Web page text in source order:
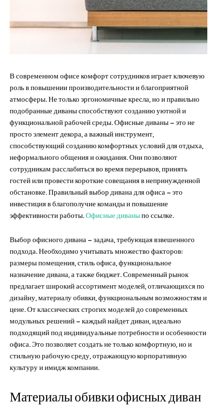
В современном офисе комфорт сотрудников играет ключевую
роль в повышении производительности и благоприятной
атмосферы. Не только эргономичные кресла, но и правильно
подобранные диваны способствуют созданию уютной и
функциональной рабочей среды. Офисные диваны – это не
просто элемент декора, а важный инструмент,
способствующий созданию комфортных условий для отдыха,
неформального общения и ожидания. Они позволяют
сотрудникам расслабиться во время перерывов, принять
гостей или провести короткие совещания в непринужденной
обстановке. Правильный выбор дивана для офиса – это
инвестиция в благополучие команды и повышение
эффективности работы.Офисные диваныпо ссылке.
Выбор офисного дивана – задача, требующая взвешенного
подхода. Необходимо учитывать множество факторов:
размеры помещения, стиль офиса, функциональное
назначение дивана, а также бюджет. Современный рынок
предлагает широкий ассортимент моделей, отличающихся по
дизайну, материалу обивки, функциональным возможностям и
цене. От классических строгих моделей до современных
модульных решений – каждый найдет диван, идеально
подходящий под индивидуальные потребности и особенности
офиса. Это позволяет создать не только комфортную, но и
стильную рабочую среду, отражающую корпоративную
культуру и имидж компании.
Материалы обивки офисных диван